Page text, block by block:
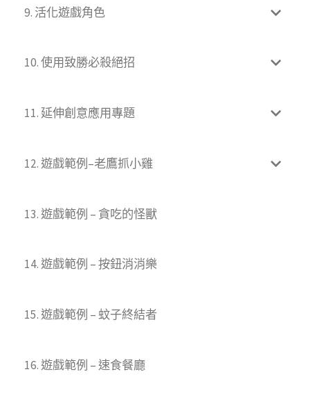
9. 活化遊戲角色
10. 使用致勝必殺絕招
11. 延伸創意應用專題
12. 遊戲範例–老鷹抓小雞
13. 遊戲範例 – 貪吃的怪獸
14. 遊戲範例 – 按鈕消消樂
15. 遊戲範例 – 蚊子終結者
16. 遊戲範例 – 速食餐廳